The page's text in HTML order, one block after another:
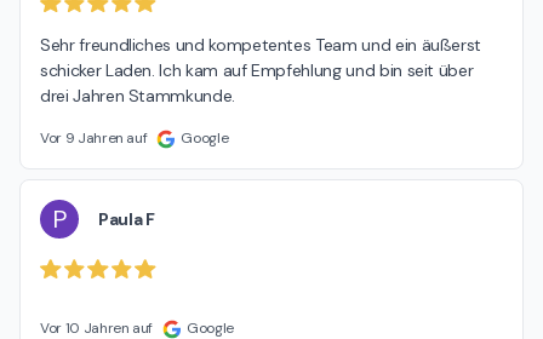
Sehr freundliches und kompetentes Team und ein äußerst
schicker Laden. Ich kam auf Empfehlung und bin seit über
drei Jahren Stammkunde.
Vor 9 Jahren auf Google
P Paula F
Vor 10 Jahren auf Google